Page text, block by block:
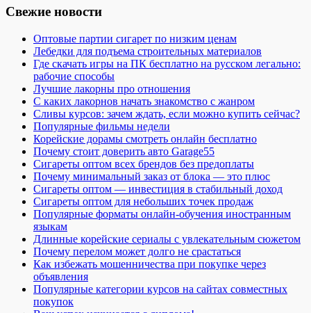
Свежие новости
Оптовые партии сигарет по низким ценам
Лебедки для подъема строительных материалов
Где скачать игры на ПК бесплатно на русском легально:
рабочие способы
Лучшие лакорны про отношения
С каких лакорнов начать знакомство с жанром
Сливы курсов: зачем ждать, если можно купить сейчас?
Популярные фильмы недели
Корейские дорамы смотреть онлайн бесплатно
Почему стоит доверить авто Garage55
Сигареты оптом всех брендов без предоплаты
Почему минимальный заказ от блока — это плюс
Сигареты оптом — инвестиция в стабильный доход
Сигареты оптом для небольших точек продаж
Популярные форматы онлайн-обучения иностранным
языкам
Длинные корейские сериалы с увлекательным сюжетом
Почему перелом может долго не срастаться
Как избежать мошенничества при покупке через
объявления
Популярные категории курсов на сайтах совместных
покупок